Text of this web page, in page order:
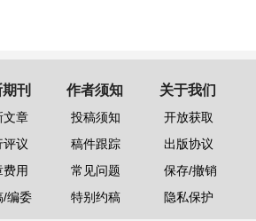
刊
文章
评议
费用
/编委
作者须知
投稿须知
稿件跟踪
常见问题
特别约稿
关于我们
开放获取
出版协议
保存/撤销
隐私保护